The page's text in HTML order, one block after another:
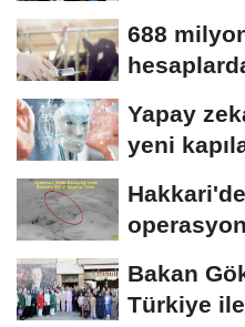
688
Yapay
yeni
Bakan
Türkiye ile